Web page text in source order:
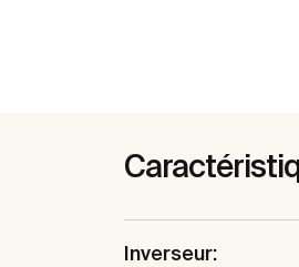
Inverseur: